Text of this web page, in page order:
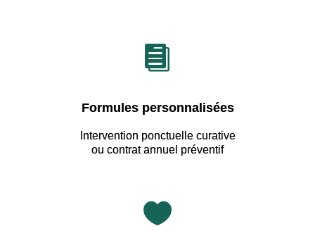

Formules personnalisées
Intervention ponctuelle curative
ou contrat annuel préventif
